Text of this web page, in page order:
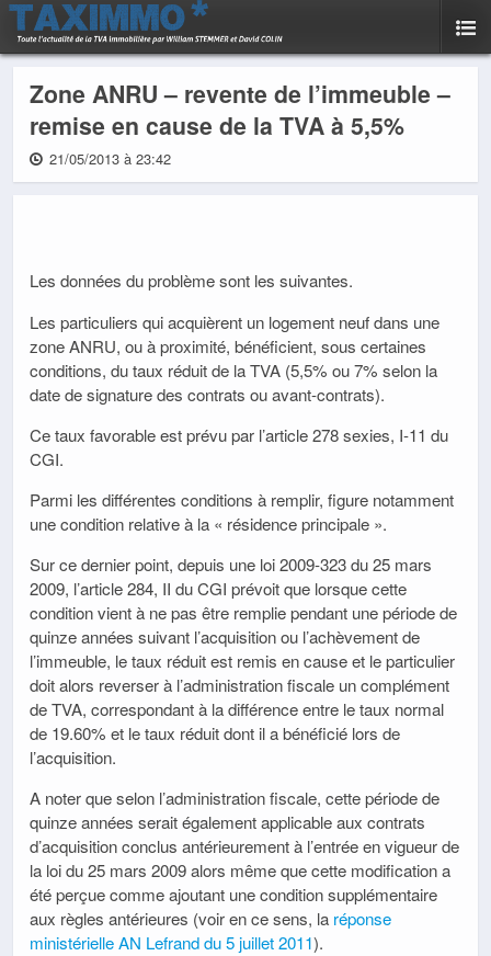
Zone ANRU – revente de l’immeuble –
remise en cause de la TVA à 5,5%
21/05/2013 à 23:42
Les données du problème sont les suivantes.
Les particuliers qui acquièrent un logement neuf dans une
zone ANRU, ou à proximité, bénéficient, sous certaines
conditions, du taux réduit de la TVA (5,5% ou 7% selon la
date de signature des contrats ou avant-contrats).
Ce taux favorable est prévu par l’article 278 sexies, I-11 du
CGI.
Parmi les différentes conditions à remplir, figure notamment
une condition relative à la « résidence principale ».
Sur ce dernier point, depuis une loi 2009-323 du 25 mars
2009, l’article 284, II du CGI prévoit que lorsque cette
condition vient à ne pas être remplie pendant une période de
quinze années suivant l’acquisition ou l’achèvement de
l’immeuble, le taux réduit est remis en cause et le particulier
doit alors reverser à l’administration fiscale un complément
de TVA, correspondant à la différence entre le taux normal
de 19.60% et le taux réduit dont il a bénéficié lors de
l’acquisition.
A noter que selon l’administration fiscale, cette période de
quinze années serait également applicable aux contrats
d’acquisition conclus antérieurement à l’entrée en vigueur de
la loi du 25 mars 2009 alors même que cette modification a
été perçue comme ajoutant une condition supplémentaire
aux règles antérieures (voir en ce sens, la réponse
ministérielle AN Lefrand du 5 juillet 2011).